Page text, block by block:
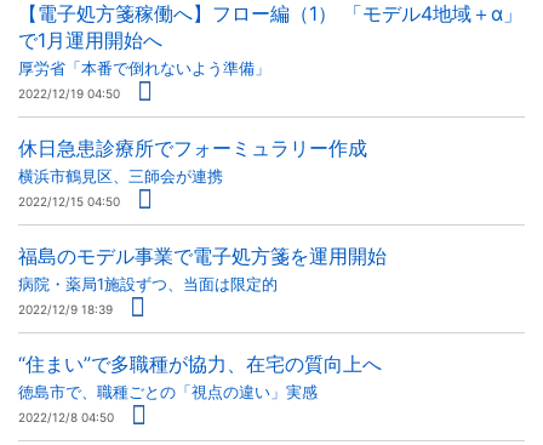
【電子処方箋稼働へ】フロー編（1） 「モデル4地域＋α」
で1月運用開始へ
厚労省「本番で倒れないよう準備」
2022/12/19 04:50
休日急患診療所でフォーミュラリー作成
横浜市鶴見区、三師会が連携
2022/12/15 04:50
福島のモデル事業で電子処方箋を運用開始
病院・薬局1施設ずつ、当面は限定的
2022/12/9 18:39
“住まい”で多職種が協力、在宅の質向上へ
徳島市で、職種ごとの「視点の違い」実感
2022/12/8 04:50